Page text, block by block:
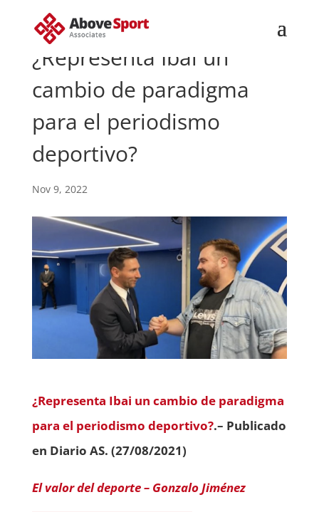
¿Representa Ibai un
cambio de paradigma
para el periodismo
deportivo?
Nov 9, 2022
¿Representa Ibai un cambio de paradigma
para el periodismo deportivo?.– Publicado
en Diario AS. (27/08/2021)
El valor del deporte – Gonzalo Jiménez